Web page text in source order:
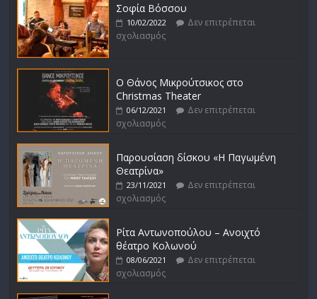
Σοφία Βόσσου
10/02/2022
Δεν επιτρέπεται
σχολιασμός
Ο Θάνος Μικρούτσικος στο
Christmas Theater
06/12/2021
Δεν επιτρέπεται
σχολιασμός
Παρουσίαση δίσκου «Η Παγωμένη
Θεατρίνα»
23/11/2021
Δεν επιτρέπεται
σχολιασμός
Ρίτα Αντωνοπούλου – Ανοιχτό
θέατρο Κολωνού
08/06/2021
Δεν επιτρέπεται
σχολιασμός